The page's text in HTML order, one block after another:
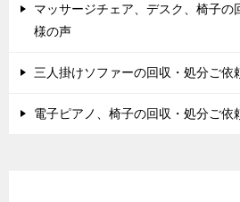
マッサージチェア、デスク、椅子
様の声
三人掛けソファーの回収・処分ご
電子ピアノ、椅子の回収・処分ご